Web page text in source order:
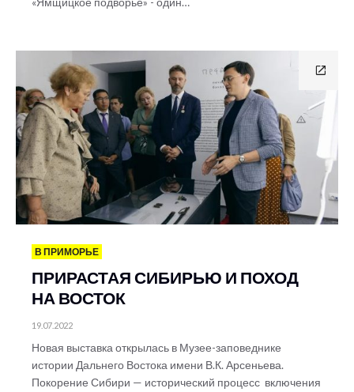
В ПРИМОРЬЕ
ПРИРАСТАЯ СИБИРЬЮ И ПОХОД
НА ВОСТОК
19.07.2022
Новая выставка открылась в Музее-заповеднике
истории Дальнего Востока имени В.К. Арсеньева.
Покорение Сибири — исторический процесс включения